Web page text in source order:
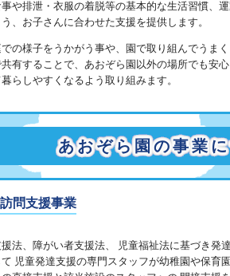
や排泄・衣服の着脱等の基本的な生活習慣、
、お子さんに合わせた支援を提供します。
の様子をうかがう事や、園で取り組んでうま
有することで、あおぞら園以外の場所でも安
らしやすくなるよう取り組みます。
あおぞら園の事業
問支援事業
法、障がい者支援法、 児童福祉法に基づき発
児童発達支援の専門スタッフが幼稚園や保育